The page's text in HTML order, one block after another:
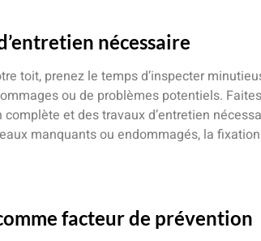
nécessaire
toit, prenez le temps d’inspecter
ou de problèmes potentiels.
et des travaux d’entretien
manquants ou endommagés, la
facteur de prévention